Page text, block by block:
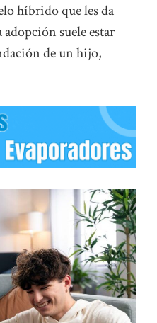
híbrido que les da
suele estar
de un hijo,